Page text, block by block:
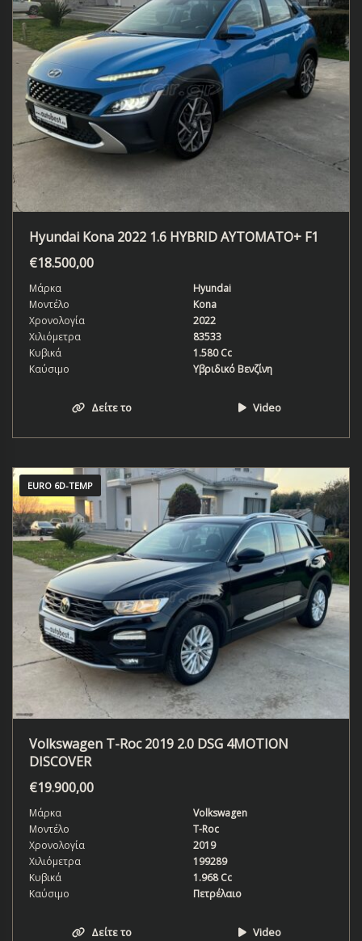
Hyundai Kona 2022 1.6 HYBRID AYTOMATO+ F1
€18.500,00
Μάρκα
Hyundai
Μοντέλο
Kona
Χρονολογία
2022
Χιλιόμετρα
83533
Κυβικά
1.580 Cc
Καύσιμο
Υβριδικό Βενζίνη
Δείτε το Video
EURO 6D-TEMP
Volkswagen T-Roc 2019 2.0 DSG 4MOTION
DISCOVER
€19.900,00
Μάρκα
Volkswagen
Μοντέλο
T-Roc
Χρονολογία
2019
Χιλιόμετρα
199289
Κυβικά
1.968 Cc
Καύσιμο
Πετρέλαιο
Δείτε το Video